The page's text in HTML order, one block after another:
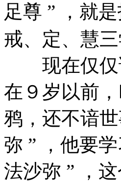
足尊 ” ，就
戒、定、慧
现在仅仅
在９岁以前
鸦，还不谙
弥 ” ，他要
法沙弥 ” ，